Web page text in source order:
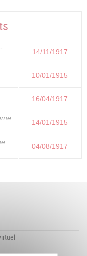
-
14/11/1917
10/01/1915
16/04/1917
14/01/1915
04/08/1917